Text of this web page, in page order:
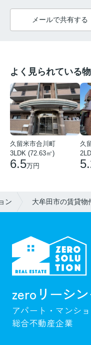
メールで共有する
よく見られている
久留米市合川町
3LDK (72.63㎡)
6.5万円
久
ン 大牟田市の賃貸物
zeroリーシ
アパート・マンシ
総合不動産企業